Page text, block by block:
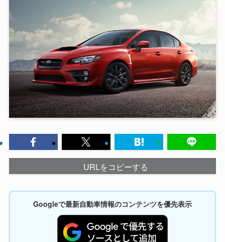
URLをコピーする
Googleで最新自動車情報のコンテンツを優先表示